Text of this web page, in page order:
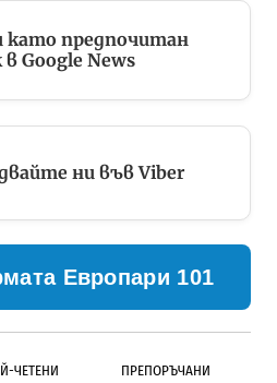
като предпочитан
Google News
ни във Viber
Европари 101
ЧЕТЕНИ ПРЕПОРЪЧАНИ